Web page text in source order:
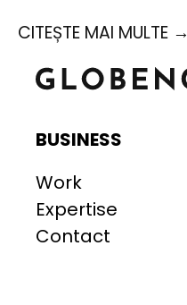
CITEȘTE MAI MULTE →
BUSINESS
Work
Expertise
Contact